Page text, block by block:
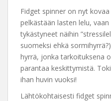
Fidget spinner on nyt
pelkästään lasten lelu,
tykästyneet näihin
suomeksi ehkä
hyrrä, jonka tarkoituksena
parantaa keskittymistä.
ihan huvin vuoksi!
Lähtökohtaisesti fidget